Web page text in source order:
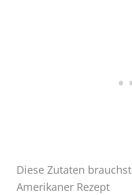
Diese Zutaten
Amerikaner Rezept